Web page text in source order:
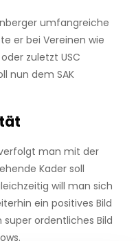
umfangreiche
er bei Vereinen wie
zuletzt USC
nun dem SAK
man mit der
Kader soll
will man sich
ein positives Bild
super ordentliches Bild